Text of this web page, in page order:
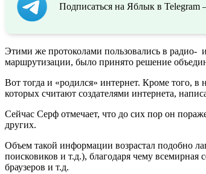
Подписаться на Яблык в Telegram
Этими же протоколами пользовались в радио-
маршрутизации, было принято решение
Вот тогда и «родился» интернет. Кроме того,
которых считают создателями интернета,
Сейчас Серф отмечает, что до сих пор он
других.
Объем такой информации возрастал подобно
поисковиков и т.д.), благодаря чему
браузеров и т.д.